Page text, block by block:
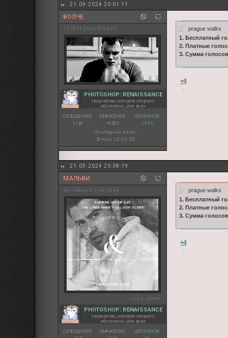
21.09.2024 20:01:11
ВОЛЧЕ
is that your tongue?
PHOTOSHOP: RENAISSANCE
творчество, которое открыто
абсолютно для всех
СООБЩЕНИЙ:
3146
УВАЖЕНИЕ:
+6503
ФЛОРИНОВ:
1 695
Последний визит:
Вчера 10:04:28
prague walks
1. Бесплатный
2. Платные
3. Сумма
+4
21.09.2024 20:38:19
МАЛЬВИ
активный участник
copy: diem
PHOTOSHOP: RENAISSANCE
творчество, которое открыто
абсолютно для всех
СООБЩЕНИЙ:
УВАЖЕНИЕ:
ФЛОРИНОВ:
prague walks
1. Бесплатный
2. Платные
3. Сумма
+4